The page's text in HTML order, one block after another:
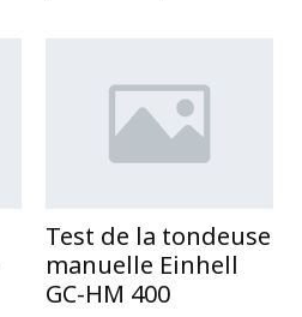
Test de la tondeuse
manuelle Einhell
GC-HM 400